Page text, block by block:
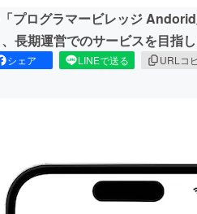
プログラマービレッジ
長期運営でのサービスを目指し
シェア LINEで送る URLコ